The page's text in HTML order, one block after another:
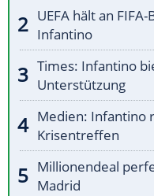
UEFA hält an
Infantino
Times: Infantino
Unterstützung
Medien: Infantino
Krisentreffen
Millionendeal
Madrid